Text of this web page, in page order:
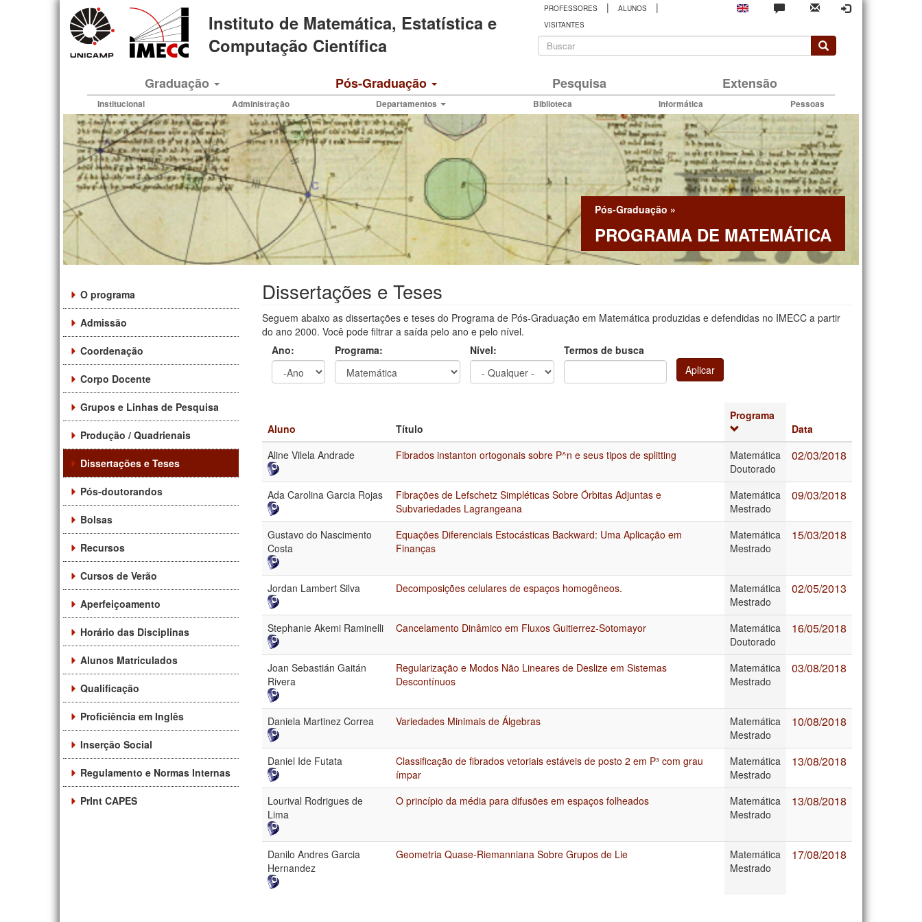
Instituto de Matemática, Estatística e
Computação Científica
PROFESSORES | ALUNOS |
VISITANTES
Formulário
busca
Graduação Pós-Graduação Pesquisa Extensão
Institucional Administração Departamentos Biblioteca Informática Pessoas
Pós-Graduação »
PROGRAMA DE MATEMÁTICA
O programa
Admissão
Coordenação
Corpo Docente
Grupos e Linhas de Pesquisa
Produção / Quadrienais
Dissertações e Teses
Pós-doutorandos
Bolsas
Recursos
Cursos de Verão
Aperfeiçoamento
Horário das Disciplinas
Alunos Matriculados
Qualificação
Proficiência em Inglês
Inserção Social
Regulamento e Normas Internas
PrInt CAPES
Dissertações e Teses
Seguem abaixo as dissertações e teses do Programa de Pós-Graduação em Matemática produzidas e defendidas no IMECC a partir
do ano 2000. Você pode filtrar a saída pelo ano e pelo nível.
Ano:
Programa: Nível:
Termos de busca
Aplicar
Aluno Título
Programa
Data
Aline Vilela Andrade
Fibrados instanton ortogonais sobre P^n e seus tipos de splitting
Matemática
Doutorado
02/03/2018
Ada Carolina Garcia Rojas
Fibrações de Lefschetz Simpléticas Sobre Órbitas Adjuntas e
Subvariedades Lagrangeana
Matemática
Mestrado
09/03/2018
Gustavo do Nascimento
Costa
Equações Diferenciais Estocásticas Backward: Uma Aplicação em
Finanças
Matemática
Mestrado
15/03/2018
Jordan Lambert Silva Decomposições celulares de espaços homogêneos.
Matemática
Mestrado
02/05/2013
Stephanie Akemi Raminelli Cancelamento Dinâmico em Fluxos Guitierrez-Sotomayor
Matemática
Doutorado
16/05/2018
Joan Sebastián Gaitán
Rivera
Regularização e Modos Não Lineares de Deslize em Sistemas
Descontínuos
Matemática
Mestrado
03/08/2018
Daniela Martinez Correa Variedades Minimais de Álgebras
Matemática
Mestrado
10/08/2018
Daniel Ide Futata
Classificação de fibrados vetoriais estáveis de posto 2 em P³ com grau
ímpar
Matemática
Mestrado
13/08/2018
Lourival Rodrigues de
Lima
O princípio da média para difusões em espaços folheados
Matemática
Mestrado
13/08/2018
Danilo Andres Garcia
Hernandez
Geometria Quase-Riemanniana Sobre Grupos de Lie
Matemática
Mestrado
17/08/2018